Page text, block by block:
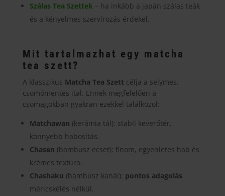
Szálas Tea Szettek – ha inkább a japán szálas teák
és a kényelmes szervírozás érdekel.
Mit tartalmazhat egy matcha
tea szett?
A klasszikus Matcha Tea Szett célja a selymes,
csomómentes ital. Ennek megfelelően a
csomagokban gyakran ezekkel találkozol:
Matchawan (kerámia tál): stabil keverőtér,
könnyebb habosítás.
Chasen (bambusz ecset): finom, egyenletes hab és
krémes textúra.
Chashaku (bambusz kanál): pontos adagolás
méricskélés nélkül.